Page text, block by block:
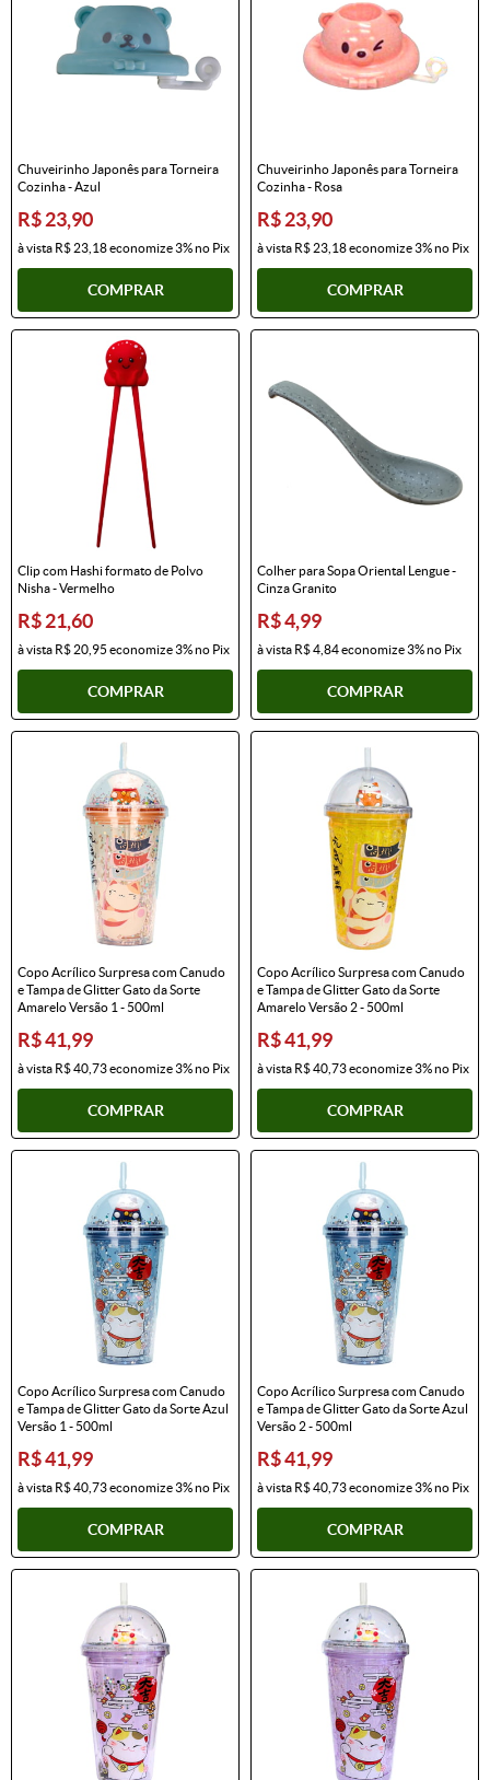
Chuveirinho Japonês para Torneira
Cozinha - Azul
R$ 23,90
à vista R$ 23,18economize3%no Pix
COMPRAR
Chuveirinho Japonês para Torneira
Cozinha - Rosa
R$ 23,90
à vista R$ 23,18economize3%no Pix
COMPRAR
Clip com Hashi formato de Polvo
Nisha - Vermelho
R$ 21,60
à vista R$ 20,95 economize3%no Pix
COMPRAR
Colher para Sopa Oriental Lengue -
Cinza Granito
R$ 4,99
à vista R$ 4,84economize3%no Pix
COMPRAR
Copo Acrílico Surpresa com Canudo
e Tampa de Glitter Gato da Sorte
Amarelo Versão 1 - 500ml
R$ 41,99
à vista R$ 40,73economize3%no Pix
COMPRAR
Copo Acrílico Surpresa com Canudo
e Tampa de Glitter Gato da Sorte
Amarelo Versão 2 - 500ml
R$ 41,99
à vista R$ 40,73economize3%no Pix
COMPRAR
Copo Acrílico Surpresa com Canudo
e Tampa de Glitter Gato da Sorte Azul
Versão 1 - 500ml
R$ 41,99
à vista R$ 40,73economize3%no Pix
COMPRAR
Copo Acrílico Surpresa com Canudo
e Tampa de Glitter Gato da Sorte Azul
Versão 2 - 500ml
R$ 41,99
à vista R$ 40,73economize3%no Pix
COMPRAR